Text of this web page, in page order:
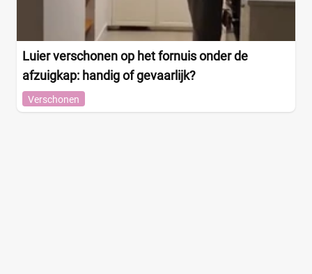
Luier verschonen op het fornuis onder de
afzuigkap: handig of gevaarlijk?
Verschonen